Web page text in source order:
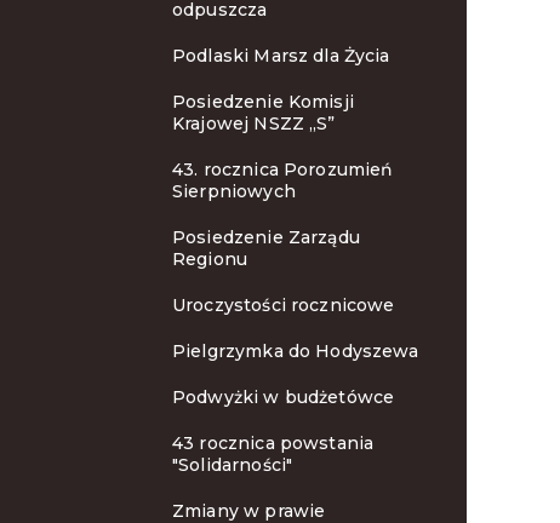
odpuszcza
Podlaski Marsz dla Życia
Posiedzenie Komisji
Krajowej NSZZ „S”
43. rocznica Porozumień
Sierpniowych
Posiedzenie Zarządu
Regionu
Uroczystości rocznicowe
Pielgrzymka do Hodyszewa
Podwyżki w budżetówce
43 rocznica powstania
"Solidarności"
Zmiany w prawie